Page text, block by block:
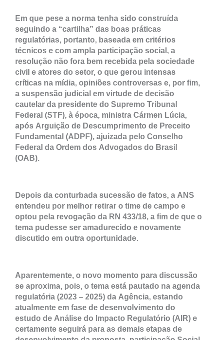
Em que pese a norma tenha sido construída
seguindo a “cartilha” das boas práticas
regulatórias, portanto, baseada em critérios
técnicos e com ampla participação social, a
resolução não fora bem recebida pela sociedade
civil e atores do setor, o que gerou intensas
críticas na mídia, opiniões controversas e, por fim,
a suspensão judicial em virtude de decisão
cautelar da presidente do Supremo Tribunal
Federal (STF), à época, ministra Cármen Lúcia,
após Arguição de Descumprimento de Preceito
Fundamental (ADPF), ajuizada pelo Conselho
Federal da Ordem dos Advogados do Brasil
(OAB).
Depois da conturbada sucessão de fatos, a ANS
entendeu por melhor retirar o time de campo e
optou pela revogação da RN 433/18, a fim de que o
tema pudesse ser amadurecido e novamente
discutido em outra oportunidade.
Aparentemente, o novo momento para discussão
se aproxima, pois, o tema está pautado na agenda
regulatória (2023 – 2025) da Agência, estando
atualmente em fase de desenvolvimento do
estudo de Análise do Impacto Regulatório (AIR) e
certamente seguirá para as demais etapas de